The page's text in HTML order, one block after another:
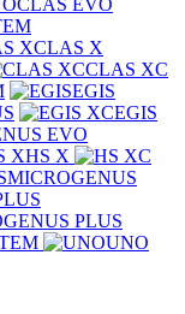
CLAS X
CLAS XC
EGIS
EGIS
EVO
HS X
MICROGENUS
PLUS
UNO